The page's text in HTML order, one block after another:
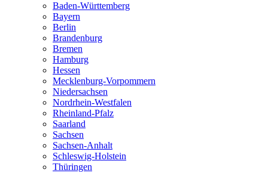
Baden-Württemberg
Bayern
Berlin
Brandenburg
Bremen
Hamburg
Hessen
Mecklenburg-Vorpommern
Niedersachsen
Nordrhein-Westfalen
Rheinland-Pfalz
Saarland
Sachsen
Sachsen-Anhalt
Schleswig-Holstein
Thüringen